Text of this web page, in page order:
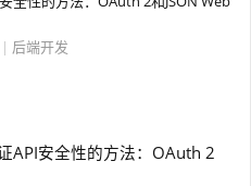
| 后端开发
API安全性的方法：OAuth 2